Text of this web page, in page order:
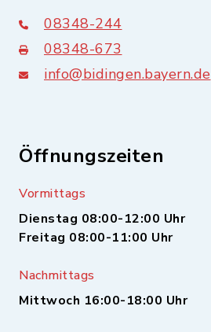
08348-244
08348-673
info@bidingen.bayern.de
Öffnungszeiten
Vormittags
Dienstag 08:00-12:00 Uhr
Freitag 08:00-11:00 Uhr
Nachmittags
Mittwoch 16:00-18:00 Uhr